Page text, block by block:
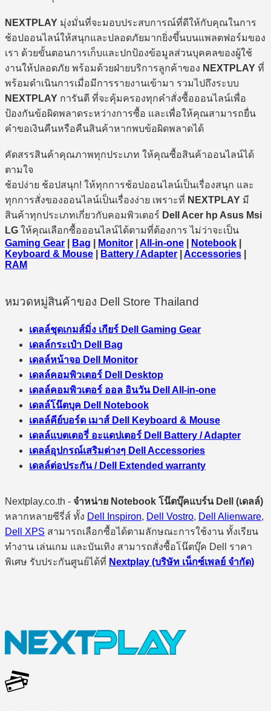
NEXTPLAY มุ่งมั่นที่จะมอบประสบการณ์ที่ดีให้กับคุณในการ
ช้อปออนไลน์ให้สนุกและปลอดภัยมากยิ่งขึ้นบนแพลตฟอร์มของ
เรา ด้วยขั้นตอนการเก็บและปกป้องข้อมูลส่วนบุคคลของผู้ใช้
งานให้ปลอดภัย พร้อมด้วยฝ่ายบริการลูกค้าของ NEXTPLAY ที่
พร้อมดำเนินการเมื่อมีการรายงานเข้ามา รวมไปถึงระบบ
NEXTPLAY การันตี ที่จะคุ้มครองทุกคำสั่งซื้อออนไลน์เพื่อ
ป้องกันข้อผิดพลาดระหว่างการซื้อ และเพื่อให้คุณสามารถยื่น
คำขอเงินคืนหรือคืนสินค้าหากพบข้อผิดพลาดได้
คัดสรรสินค้าคุณภาพทุกประเภท ให้คุณซื้อสินค้าออนไลน์ได้
ตามใจ
ช้อปง่าย ช้อปสนุก! ให้ทุกการช้อปออนไลน์เป็นเรื่องสนุก และ
ทุกการสั่งของออนไลน์เป็นเรื่องง่าย เพราะที่ NEXTPLAY มี
สินค้าทุกประเภทเกี่ยวกับคอมพิวเตอร์ Dell Acer hp Asus Msi
LG ให้คุณเลือกซื้อออนไลน์ได้ตามที่ต้องการ ไม่ว่าจะเป็น
Gaming Gear
Bag Monitor All-in-one Notebook
Keyboard & Mouse
Battery / Adapter Accessories
RAM
หมวดหมู่สินค้าของ Dell Store Thailand
เดลล์ชุดเกมส์มิ่ง เกียร์ Dell Gaming Gear
เดลล์กระเป๋า Dell Bag
เดลล์หน้าจอ Dell Monitor
เดลล์คอมพิวเตอร์ Dell Desktop
เดลล์คอมพิวเตอร์ ออล อินวัน Dell All-in-one
เดลล์โน๊ตบุค Dell Notebook
เดลล์คีย์บอร์ด เมาส์ Dell Keyboard & Mouse
เดลล์แบตเตอรี่ อะแดปเตอร์ Dell Battery / Adapter
เดลล์อุปกรณ์เสริมต่างๆ Dell Accessories
เดลล์ต่อประกัน / Dell Extended warranty
Nextplay.co.th - จำหน่าย Notebook โน๊ตบุ๊คแบร์น Dell (เดลล์)
หลากหลายซีรี่ส์ ทั้ง Dell Inspiron, Dell Vostro, Dell Alienware,
Dell XPS สามารถเลือกซื้อได้ตามลักษณะการใช้งาน ทั้งเรียน
ทำงาน เล่นเกม และบันเทิง สามารถสั่งซื้อโน๊ตบุ๊ค Dell ราคา
พิเศษ รับประกันศูนย์ได้ที่ Nextplay (บริษัท เน็กซ์เพลย์ จำกัด)